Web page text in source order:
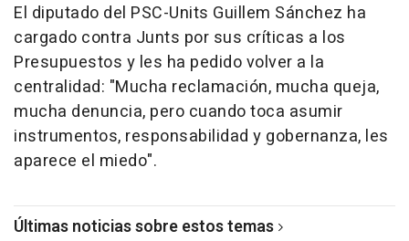
El diputado del PSC-Units Guillem Sánchez ha
cargado contra Junts por sus críticas a los
Presupuestos y les ha pedido volver a la
centralidad: "Mucha reclamación, mucha queja,
mucha denuncia, pero cuando toca asumir
instrumentos, responsabilidad y gobernanza, les
aparece el miedo".
Últimas noticias sobre estos temas